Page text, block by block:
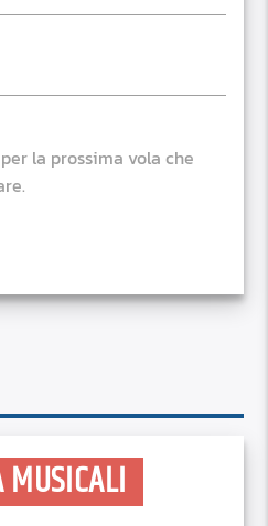
la prossima vola che
MUSICALI